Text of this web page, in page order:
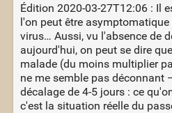
Édition 2020-03-27T12:06 : Il
l'on peut être
virus… Aussi, vu l'absence de
aujourd'hui, on peut se dire
malade (du moins multiplier
ne me semble pas déconnant
décalage de 4-5 jours : ce
c'est la situation réelle du